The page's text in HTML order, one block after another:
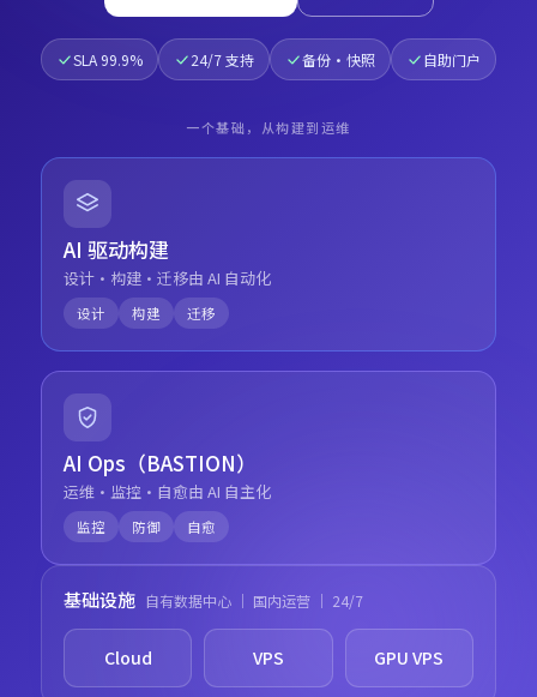
SLA 99.9% 24/7 支持 备份·快照 自助门户
一个基础，从构建到运维
AI 驱动构建
设计·构建·迁移由 AI 自动化
设计 构建 迁移
AI Ops（BASTION）
运维·监控·自愈由 AI 自主化
监控 防御 自愈
基础设施 自有数据中心 ｜ 国内运营 ｜ 24/7
Cloud VPS GPU VPS